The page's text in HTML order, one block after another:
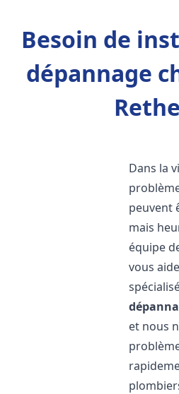
Besoin de
dépannage
Dans la
peuvent
mais
équipe
vous
et nous